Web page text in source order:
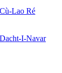
Lao Ré
I-Navar